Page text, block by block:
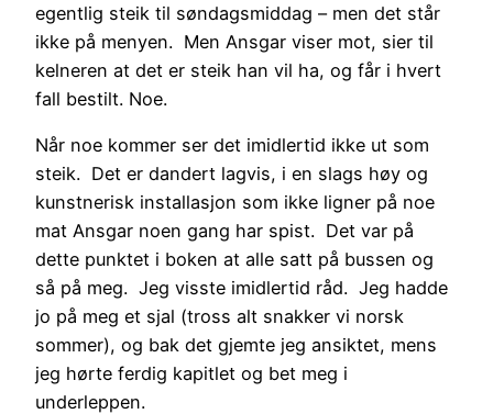
egentlig steik til søndagsmiddag – men det står
ikke på menyen. Men Ansgar viser mot, sier til
kelneren at det er steik han vil ha, og får i hvert
fall bestilt. Noe.
Når noe kommer ser det imidlertid ikke ut som
steik. Det er dandert lagvis, i en slags høy og
kunstnerisk installasjon som ikke ligner på noe
mat Ansgar noen gang har spist. Det var på
dette punktet i boken at alle satt på bussen og
så på meg. Jeg visste imidlertid råd. Jeg hadde
jo på meg et sjal (tross alt snakker vi norsk
sommer), og bak det gjemte jeg ansiktet, mens
jeg hørte ferdig kapitlet og bet meg i
underleppen.